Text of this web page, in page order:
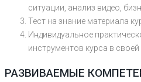
ситуации, анализ видео,
Тест на знание материала
Индивидуальное
инструментов курса в
РАЗВИВАЕМЫЕ